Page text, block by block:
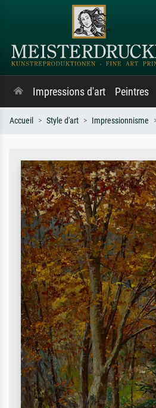
Impressions d'art Peintres
Accueil Style d'art Impressionnisme